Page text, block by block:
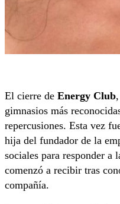
El cierre de Energy Club
gimnasios más
repercusiones. Esta vez
hija del fundador de la
sociales para responder a
comenzó a recibir tras
compañía.